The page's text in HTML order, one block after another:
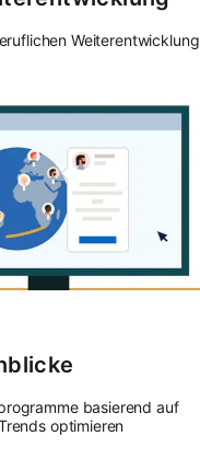
Weiterentwicklung
basierend auf
optimieren